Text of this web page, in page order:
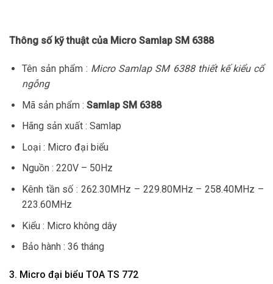
Thông số kỹ thuật của Micro Samlap SM 6388
Tên sản phẩm : Micro Samlap SM 6388 thiết kế kiểu cổ
ngỗng
Mã sản phẩm : Samlap SM 6388
Hãng sản xuất : Samlap
Loại : Micro đại biểu
Nguồn : 220V – 50Hz
Kênh tần số : 262.30MHz – 229.80MHz – 258.40MHz –
223.60MHz
Kiểu : Micro không dây
Bảo hành : 36 tháng
3. Micro đại biểu TOA TS 772